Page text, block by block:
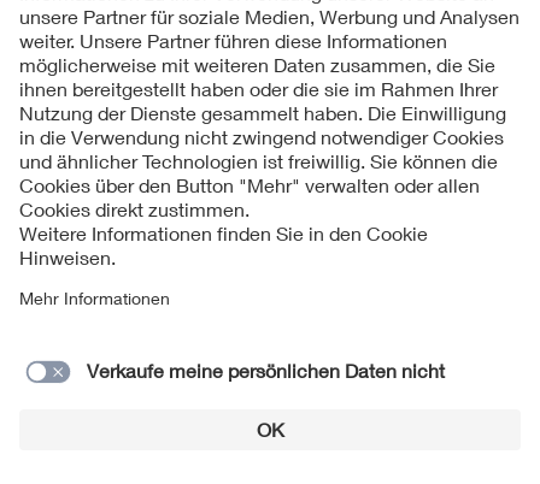
Bilder: VDE, (Kumulonimbuswolke) Uli Feuermeister-
Wikimedia-CC BY-SA 3.0
Diese VDE-Information wurde unter derLizenz CC BY 3.0
DE veröffentlicht.
Impressum